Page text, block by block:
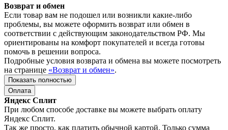
Возврат и обмен
Если товар вам не подошел или возникли какие-либо
проблемы, вы можете оформить возврат или обмен в
соответствии с действующим законодательством РФ. Мы
ориентированы на комфорт покупателей и всегда готовы
помочь в решении вопроса.
Подробные условия возврата и обмена вы можете посмотреть
на странице «Возврат и обмен».
Показать полностью
Оплата
Яндекс Сплит
При любом способе доставке вы можете выбрать оплату
Яндекс Сплит.
Так же просто, как платить обычной картой. Только сумма